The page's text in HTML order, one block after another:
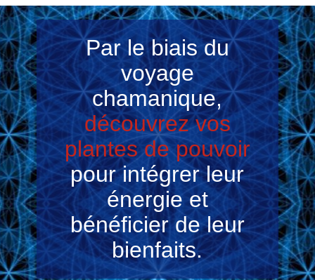
Par le biais du
voyage
chamanique,
découvrez vos
plantesde pouvoir
pour intégrer leur
énergie et
bénéficier de leur
bienfaits.